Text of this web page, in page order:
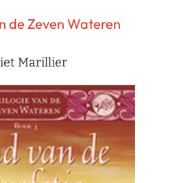
de Zeven Wateren
Marillier